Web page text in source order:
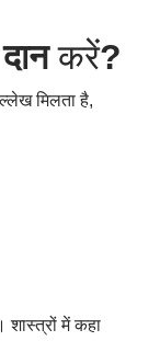
करें?
मिलता है,
शास्त्रों में कहा